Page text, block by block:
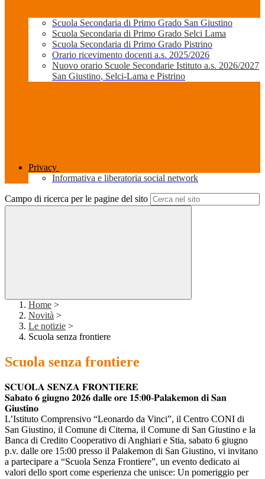
Scuola Secondaria di Primo Grado San Giustino
Scuola Secondaria di Primo Grado Selci Lama
Scuola Secondaria di Primo Grado Pistrino
Orario ricevimento docenti a.s. 2025/2026
Nuovo orario Scuole Secondarie Istituto a.s. 2026/2027
San Giustino, Selci-Lama e Pistrino
Privacy
Informativa e liberatoria social network
Campo di ricerca per le pagine del sito
Home >
Novità >
Le notizie >
Scuola senza frontiere
Scuola senza frontiere
𝐒𝐂𝐔𝐎𝐋𝐀 𝐒𝐄𝐍𝐙𝐀 𝐅𝐑𝐎𝐍𝐓𝐈𝐄𝐑𝐄
𝐒𝐚𝐛𝐚𝐭𝐨 𝟔 𝐠𝐢𝐮𝐠𝐧𝐨 𝟐𝟎𝟐𝟔 𝐝𝐚𝐥𝐥𝐞 𝐨𝐫𝐞 𝟏𝟓:𝟎𝟎-𝐏𝐚𝐥𝐚𝐤𝐞𝐦𝐨𝐧 𝐝𝐢 𝐒𝐚𝐧
𝐆𝐢𝐮𝐬𝐭𝐢𝐧𝐨
L’Istituto Comprensivo “Leonardo da Vinci”, il Centro CONI di
San Giustino, il Comune di Citerna, il Comune di San Giustino e la
Banca di Credito Cooperativo di Anghiari e Stia, sabato 6 giugno
p.v. dalle ore 15:00 presso il Palakemon di San Giustino, vi invitano
a partecipare a “Scuola Senza Frontiere”, un evento dedicato ai
valori dello sport come esperienza che unisce: Un pomeriggio per